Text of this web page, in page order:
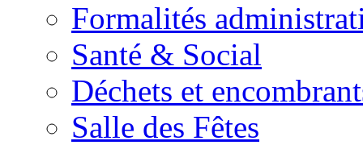
Formalités
Santé & Social
Déchets et
Salle des Fêtes